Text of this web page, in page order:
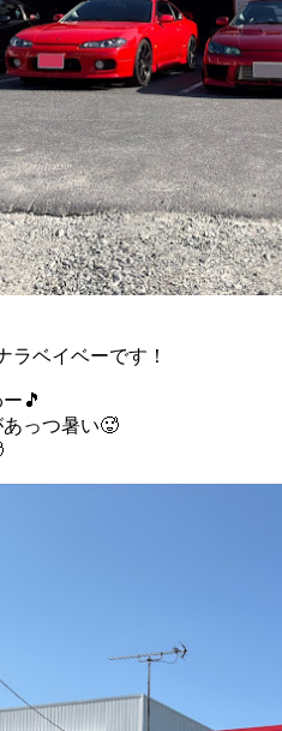
ラベイベーです！
🎵
っつ暑い🥵